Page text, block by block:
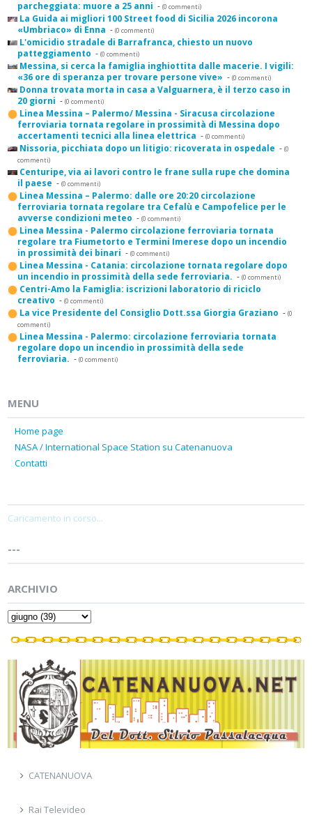
parcheggiata: muore a 25 anni - (0 commenti)
La Guida ai migliori 100 Street food di Sicilia 2026 incorona
«Umbriaco» di Enna - (0 commenti)
L'omicidio stradale di Barrafranca, chiesto un nuovo
patteggiamento - (0 commenti)
Messina, si cerca la famiglia inghiottita dalle macerie. I vigili:
«36 ore di speranza per trovare persone vive» - (0 commenti)
Donna trovata morta in casa a Valguarnera, è il terzo caso in
20 giorni - (0 commenti)
Linea Messina – Palermo/ Messina - Siracusa circolazione
ferroviaria tornata regolare in prossimità di Messina dopo
accertamenti tecnici alla linea elettrica - (0 commenti)
Nissoria, picchiata dopo un litigio: ricoverata in ospedale - (0
commenti)
Centuripe, via ai lavori contro le frane sulla rupe che domina
il paese - (0 commenti)
Linea Messina – Palermo: dalle ore 20:20 circolazione
ferroviaria tornata regolare tra Cefalù e Campofelice per le
avverse condizioni meteo - (0 commenti)
Linea Messina - Palermo circolazione ferroviaria tornata
regolare tra Fiumetorto e Termini Imerese dopo un incendio
in prossimità dei binari - (0 commenti)
Linea Messina - Catania: circolazione tornata regolare dopo
un incendio in prossimità della sede ferroviaria. - (0 commenti)
Centri-Amo la Famiglia: iscrizioni laboratorio di riciclo
creativo - (0 commenti)
La vice Presidente del Consiglio Dott.ssa Giorgia Graziano - (0
commenti)
Linea Messina - Palermo: circolazione ferroviaria tornata
regolare dopo un incendio in prossimità della sede
ferroviaria. - (0 commenti)
MENU
Home page
NASA / International Space Station su Catenanuova
Contatti
Caricamento in corso...
---
ARCHIVIO
CATENANUOVA
Rai Televideo